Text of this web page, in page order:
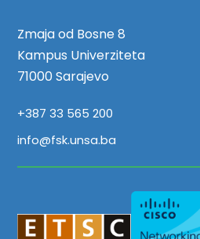
Zmaja od Bosne 8
Kampus Univerziteta
71000 Sarajevo
+387 33 565 200
info@fsk.unsa.ba